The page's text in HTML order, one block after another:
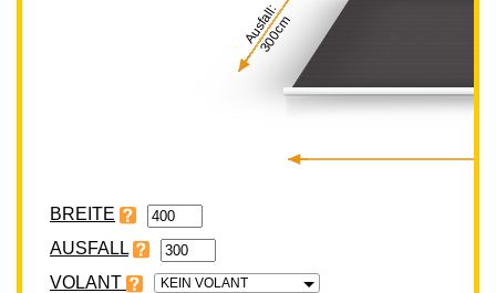
Ausfall:
300cm
BREITE
VOLANT KEIN VOLANT